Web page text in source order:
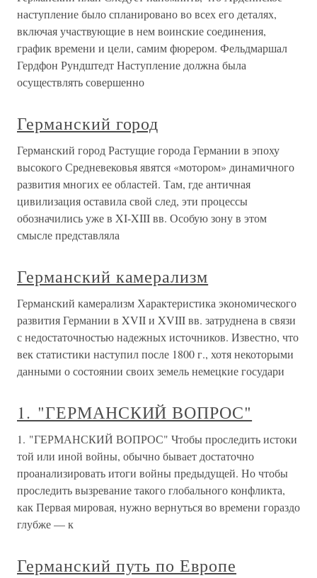
наступление было спланировано во всех его деталях,
включая участвующие в нем воинские соединения,
график времени и цели, самим фюрером. Фельдмаршал
Гердфон Рундштедт Наступление должна была
осуществлять совершенно
Германский город
Германский город Растущие города Германии в эпоху
высокого Средневековья явятся «мотором» динамичного
развития многих ее областей. Там, где античная
цивилизация оставила свой след, эти процессы
обозначились уже в XI-XIII вв. Особую зону в этом
смысле представляла
Германский камерализм
Германский камерализм Характеристика экономического
развития Германии в XVII и XVIII вв. затруднена в связи
с недостаточностью надежных источников. Известно, что
век статистики наступил после 1800 г., хотя некоторыми
данными о состоянии своих земель немецкие государи
1. "ГЕРМАНСКИЙ ВОПРОС"
1. "ГЕРМАНСКИЙ ВОПРОС" Чтобы проследить истоки
той или иной войны, обычно бывает достаточно
проанализировать итоги войны предыдущей. Но чтобы
проследить вызревание такого глобального конфликта,
как Первая мировая, нужно вернуться во времени гораздо
глубже — к
Германский путь по Европе